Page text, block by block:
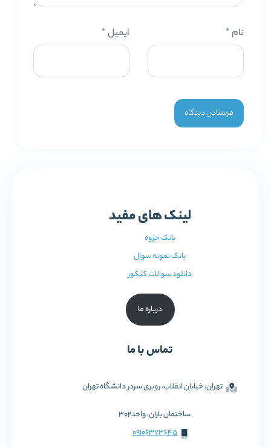
نام * ایمیل*
لینک های مفید
بانک جزوه
بانک نمونه سوال
دانلود سوالات کنکور
درباره ما
تماس با ما
تهران، خیابان انقلاب، روبری سردر دانشگاه تهران
ساختمان باران، واحد302
09106373645